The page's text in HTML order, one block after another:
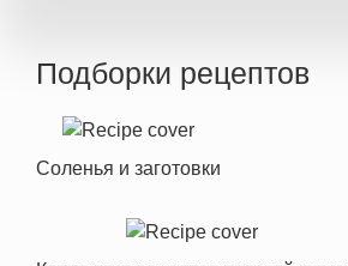
Подборки рецептов
Соленья и заготовки